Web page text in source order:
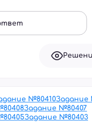
№80410
80408Задание №80407
80405Задание №80403